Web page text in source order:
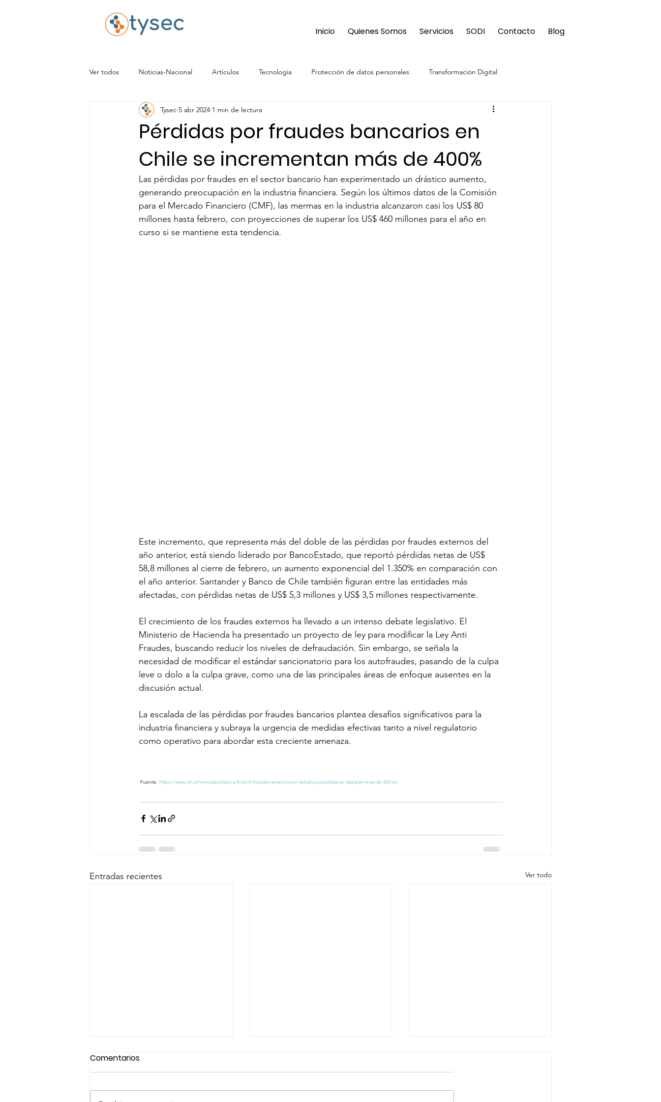
Inicio Quienes Somos Servicios SODI Contacto Blog
Ver todos Noticias-Nacional Articulos Tecnología Protección de datos personales Transformación Digital
Pérdidas por fraudes bancarios en
Chile se incrementan más de 400%
Tysec 5 abr 2024 1 min de lectura
Las pérdidas por fraudes en el sector bancario han experimentado un drástico aumento,
generando preocupación en la industria financiera. Según los últimos datos de la Comisión
para el Mercado Financiero (CMF), las mermas en la industria alcanzaron casi los US$ 80
millones hasta febrero, con proyecciones de superar los US$ 460 millones para el año en
curso si se mantiene esta tendencia.
Este incremento, que representa más del doble de las pérdidas por fraudes externos del
año anterior, está siendo liderado por BancoEstado, que reportó pérdidas netas de US$
58,8 millones al cierre de febrero, un aumento exponencial del 1.350% en comparación con
el año anterior. Santander y Banco de Chile también figuran entre las entidades más
afectadas, con pérdidas netas de US$ 5,3 millones y US$ 3,5 millones respectivamente.
El crecimiento de los fraudes externos ha llevado a un intenso debate legislativo. El
Ministerio de Hacienda ha presentado un proyecto de ley para modificar la Ley Anti
Fraudes, buscando reducir los niveles de defraudación. Sin embargo, se señala la
necesidad de modificar el estándar sancionatorio para los autofraudes, pasando de la culpa
leve o dolo a la culpa grave, como una de las principales áreas de enfoque ausentes en la
discusión actual.
La escalada de las pérdidas por fraudes bancarios plantea desafíos significativos para la
industria financiera y subraya la urgencia de medidas efectivas tanto a nivel regulatorio
como operativo para abordar esta creciente amenaza.
Fuente: https://www.df.cl/mercados/banca-fintech/fraudes-externos-en-la-banca-perdidas-se-disparan-mas-de-400-en
Entradas recientes Ver todo
Comentarios